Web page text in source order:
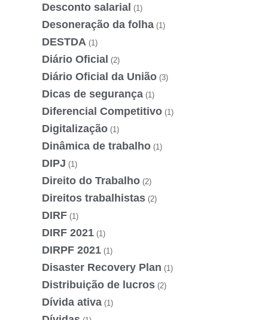
Desconto salarial (1)
Desoneração da folha (1)
DESTDA (1)
Diário Oficial (2)
Diário Oficial da União (3)
Dicas de segurança (1)
Diferencial Competitivo (1)
Digitalização (1)
Dinâmica de trabalho (1)
DIPJ (1)
Direito do Trabalho (2)
Direitos trabalhistas (2)
DIRF (1)
DIRF 2021 (1)
DIRPF 2021 (1)
Disaster Recovery Plan (1)
Distribuição de lucros (2)
Dívida ativa (1)